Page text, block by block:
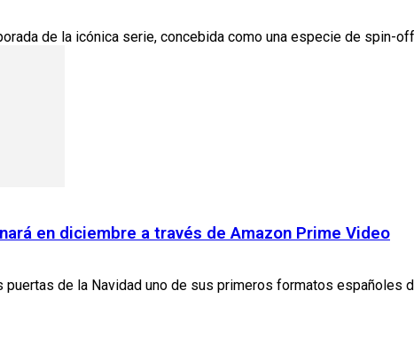
de la icónica serie, concebida como una especie de spin-
en diciembre a través de Amazon Prime Video
de la Navidad uno de sus primeros formatos españoles